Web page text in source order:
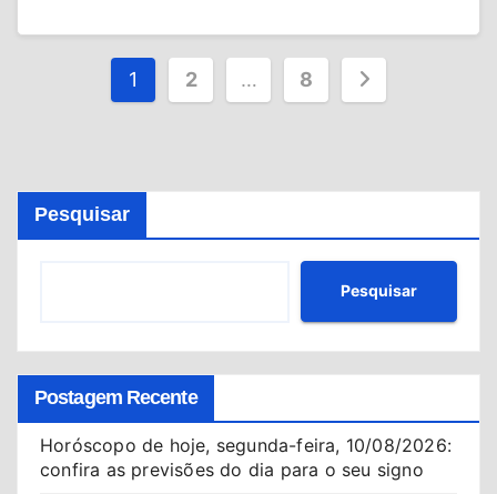
Paginação
1 2 … 8
Pesquisar
Pesquisar
Postagem Recente
Horóscopo de hoje, segunda-feira, 10/08/2026:
confira as previsões do dia para o seu signo